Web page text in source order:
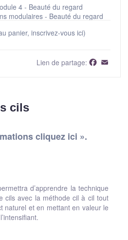
4 - Beauté du regard
modulaires - Beauté du regard
panier, inscrivez-vous ici)
Lien de partage: Facebook
cils
cliquez ici ».
d’apprendre la technique
cils avec la méthode cil à cil tout
naturel et en mettant en valeur le